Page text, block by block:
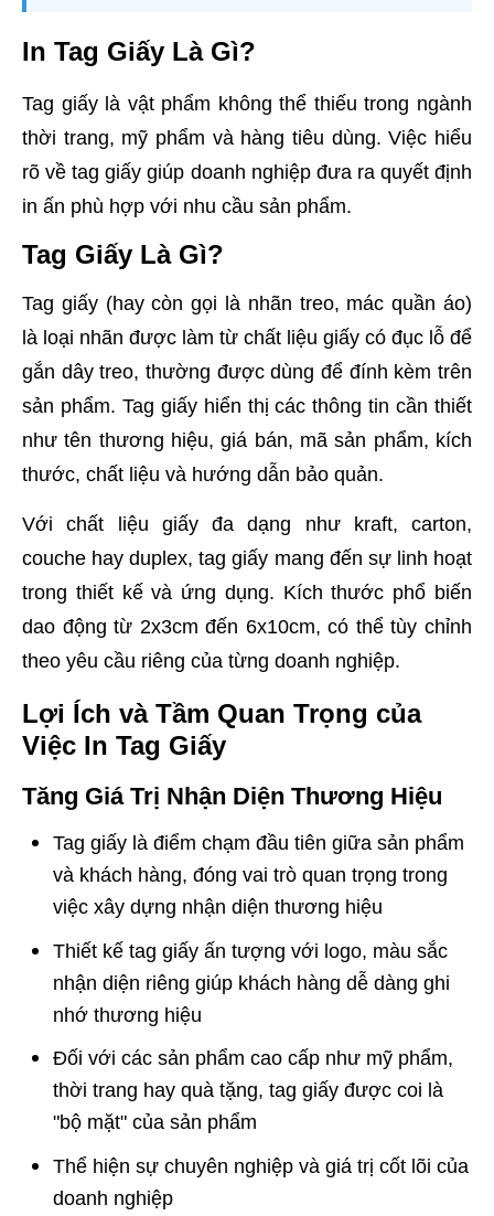
In Tag Giấy Là Gì?
Tag giấy là vật phẩm không thể thiếu trong ngành
thời trang, mỹ phẩm và hàng tiêu dùng. Việc hiểu
rõ về tag giấy giúp doanh nghiệp đưa ra quyết định
in ấn phù hợp với nhu cầu sản phẩm.
Tag Giấy Là Gì?
Tag giấy (hay còn gọi là nhãn treo, mác quần áo)
là loại nhãn được làm từ chất liệu giấy có đục lỗ để
gắn dây treo, thường được dùng để đính kèm trên
sản phẩm. Tag giấy hiển thị các thông tin cần thiết
như tên thương hiệu, giá bán, mã sản phẩm, kích
thước, chất liệu và hướng dẫn bảo quản.
Với chất liệu giấy đa dạng như kraft, carton,
couche hay duplex, tag giấy mang đến sự linh hoạt
trong thiết kế và ứng dụng. Kích thước phổ biến
dao động từ 2x3cm đến 6x10cm, có thể tùy chỉnh
theo yêu cầu riêng của từng doanh nghiệp.
Lợi Ích và Tầm Quan Trọng của
Việc In Tag Giấy
Tăng Giá Trị Nhận Diện Thương Hiệu
Tag giấy là điểm chạm đầu tiên giữa sản phẩm
và khách hàng, đóng vai trò quan trọng trong
việc xây dựng nhận diện thương hiệu
Thiết kế tag giấy ấn tượng với logo, màu sắc
nhận diện riêng giúp khách hàng dễ dàng ghi
nhớ thương hiệu
Đối với các sản phẩm cao cấp như mỹ phẩm,
thời trang hay quà tặng, tag giấy được coi là
"bộ mặt" của sản phẩm
Thể hiện sự chuyên nghiệp và giá trị cốt lõi của
doanh nghiệp